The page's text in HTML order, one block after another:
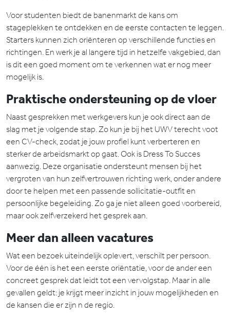
Voor studenten biedt de banenmarkt de kans om
stageplekken te ontdekken en de eerste contacten te leggen.
Starters kunnen zich oriënteren op verschillende functies en
richtingen. En werk je al langere tijd in hetzelfe vakgebied, dan
is dit een goed moment om te verkennen wat er nog meer
mogelijk is.
Praktische ondersteuning op de vloer
Naast gesprekken met werkgevers kun je ook direct aan de
slag met je volgende stap. Zo kun je bij het UWV terecht voot
een CV-check, zodat je jouw profiel kunt verberteren en
sterker de arbeidsmarkt op gaat. Ook is Dress To Succes
aanwezig. Deze organisatie ondersteunt mensen bij het
vergroten van hun zelfvertrouwen richting werk, onder andere
door te helpen met een passende sollicitatie-outfit en
persoonlijke begeleiding. Zo ga je niet alleen goed voorbereid,
maar ook zelfverzekerd het gesprek aan.
Meer dan alleen vacatures
Wat een bezoek uiteindelijk oplevert, verschilt per persoon.
Voor de één is het een eerste oriëntatie, voor de ander een
concreet gesprek dat leidt tot een vervolgstap. Maar in alle
gevallen geldt: je krijgt meer inzicht in jouw mogelijkheden en
de kansen die er zijn n de regio.